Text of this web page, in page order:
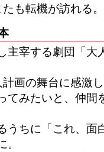
も転機が訪れる。
主宰する劇団「大
画の舞台に感激
てみたいと、仲間
うちに「これ、面